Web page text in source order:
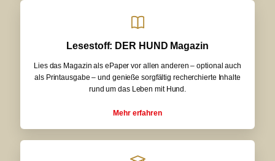
Lesestoff: DER HUND Magazin
Lies das Magazin als ePaper vor allen anderen – optional auch
als Printausgabe – und genieße sorgfältig recherchierte Inhalte
rund um das Leben mit Hund.
Mehr erfahren